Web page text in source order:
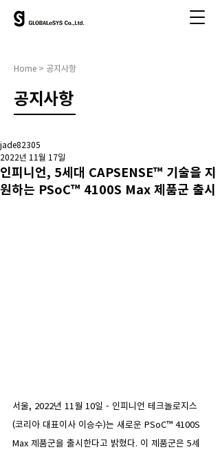
인피니언, 5세대 CAPSENSE™ 기술을 지
원하는 PSoC™ 4100S Max 제품군 출시
jade82305
2022년 11월 17일
서울, 2022년 11월 10일 - 인피니언 테크놀로지스
(코리아 대표이사 이승수)는 새로운 PSoC™ 4100S
Max 제품군을 출시한다고 밝혔다. 이 제품군은 5세
Home > 공지사항
​공지사항